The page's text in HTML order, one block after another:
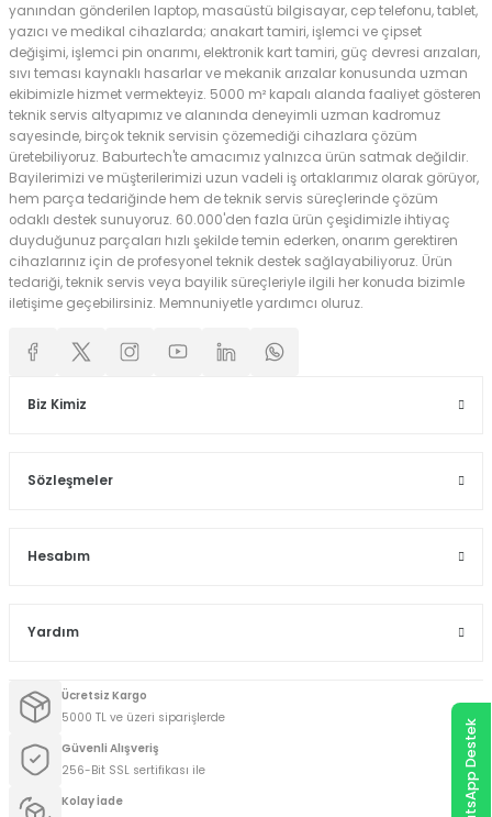
yanından gönderilen laptop, masaüstü bilgisayar, cep telefonu, tablet,
yazıcı ve medikal cihazlarda; anakart tamiri, işlemci ve çipset
değişimi, işlemci pin onarımı, elektronik kart tamiri, güç devresi arızaları,
sıvı teması kaynaklı hasarlar ve mekanik arızalar konusunda uzman
ekibimizle hizmet vermekteyiz. 5000 m² kapalı alanda faaliyet gösteren
teknik servis altyapımız ve alanında deneyimli uzman kadromuz
sayesinde, birçok teknik servisin çözemediği cihazlara çözüm
üretebiliyoruz. Baburtech'te amacımız yalnızca ürün satmak değildir.
Bayilerimizi ve müşterilerimizi uzun vadeli iş ortaklarımız olarak görüyor,
hem parça tedariğinde hem de teknik servis süreçlerinde çözüm
odaklı destek sunuyoruz. 60.000'den fazla ürün çeşidimizle ihtiyaç
duyduğunuz parçaları hızlı şekilde temin ederken, onarım gerektiren
cihazlarınız için de profesyonel teknik destek sağlayabiliyoruz. Ürün
tedariği, teknik servis veya bayilik süreçleriyle ilgili her konuda bizimle
iletişime geçebilirsiniz. Memnuniyetle yardımcı oluruz.
Biz Kimiz
Sözleşmeler
Hesabım
Yardım
Ücretsiz Kargo
5000 TL ve üzeri siparişlerde
Güvenli Alışveriş
256-Bit SSL sertifikası ile
Kolay İade
WhatsApp Destek